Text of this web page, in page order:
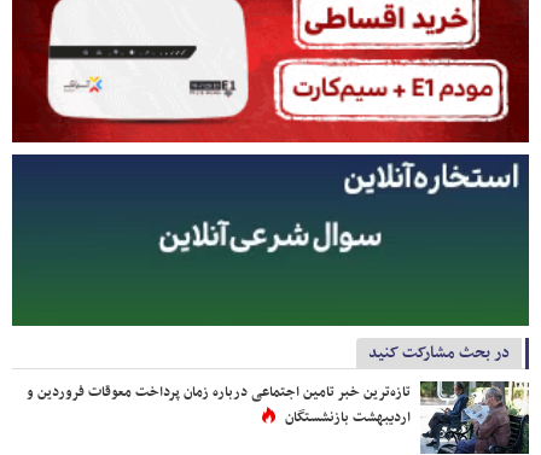
در بحث مشارکت کنید
تازه‌ترین خبر تامین اجتماعی درباره زمان پرداخت معوقات فروردین و
اردیبهشت بازنشستگان